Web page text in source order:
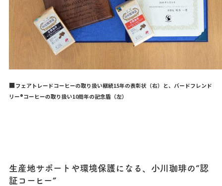
■フェアトレードコーヒーの取り扱い継続15年の表彰状（右）と、バードフレンド
リー®コーヒーの取り扱い10周年の記念盾（左）
生産地サポートや環境保護になる、小川珈琲の“認
証コーヒー”